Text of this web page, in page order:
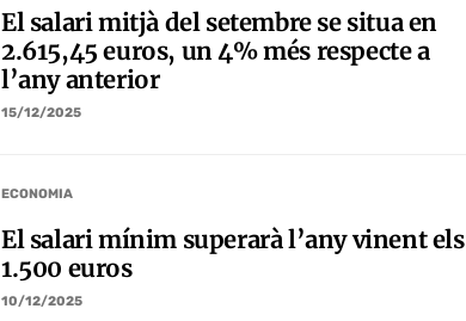
El salari mitjà del setembre se situa en
2.615,45 euros, un 4% més respecte a
l’any anterior
15/12/2025
ECONOMIA
El salari mínim superarà l’any vinent els
1.500 euros
10/12/2025